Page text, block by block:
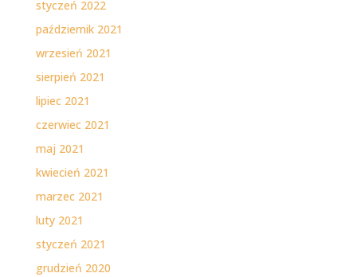
styczeń 2022
październik 2021
wrzesień 2021
sierpień 2021
lipiec 2021
czerwiec 2021
maj 2021
kwiecień 2021
marzec 2021
luty 2021
styczeń 2021
grudzień 2020